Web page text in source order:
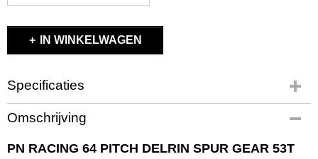
IN WINKELWAGEN
Specificaties
Productcode
MR2653
EAN code
Omschrijving
PN RACING 64 PITCH DELRIN SPUR GEAR 53T